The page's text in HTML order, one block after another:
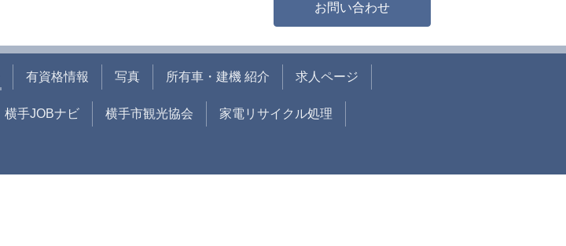
お問い合わせ
有資格情報 写真 所有車・建機 紹介 求人ページ
横手JOBナビ 横手市観光協会 家電リサイクル処理